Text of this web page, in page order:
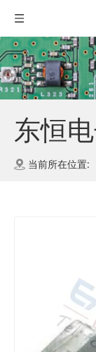
东恒
当前所在位置: